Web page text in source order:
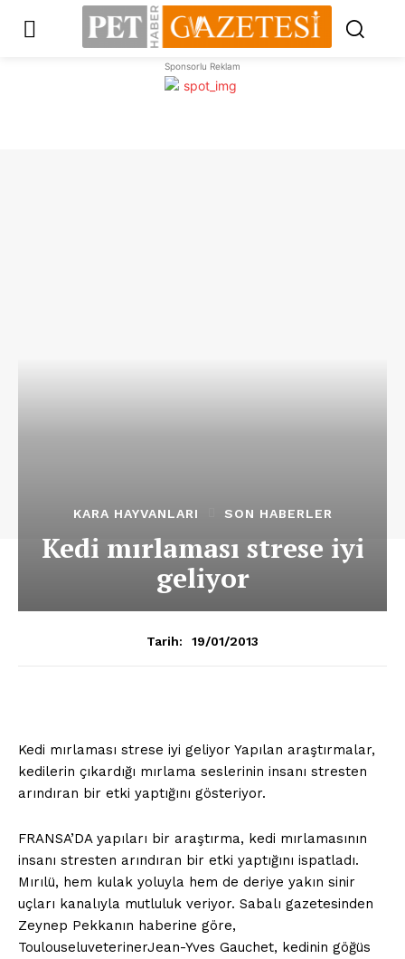
Sponsorlu Reklam
KARA HAYVANLARI SON HABERLER
Kedi mırlaması strese iyi
geliyor
Tarih: 19/01/2013
Kedi mırlaması strese iyi geliyor Yapılan araştırmalar,
kedilerin çıkardığı mırlama seslerinin insanı stresten
arındıran bir etki yaptığını gösteriyor.
FRANSA’DA yapıları bir araştırma, kedi mırlamasının
insanı stresten arındıran bir etki yaptığını ispatladı.
Mırılü, hem kulak yoluyla hem de deriye yakın sinir
uçları kanalıyla mutluluk veriyor. Sabalı gazetesinden
Zeynep Pekkanın haberine göre,
ToulouseluveterinerJean-Yves Gauchet, kedinin göğüs